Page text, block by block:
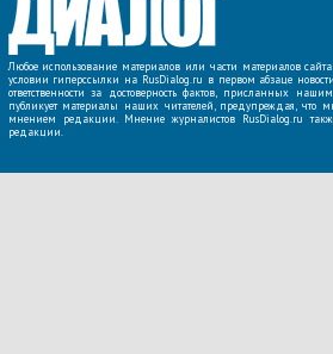
Любое использование материалов или части материалов
условии гиперссылки на RusDialog.ru в первом абзаце
ответственности за достоверность фактов, присланных
публикует материалы наших читателей, предупреждая, что
мнением редакции. Мнение журналистов RusDialog.ru
редакции.